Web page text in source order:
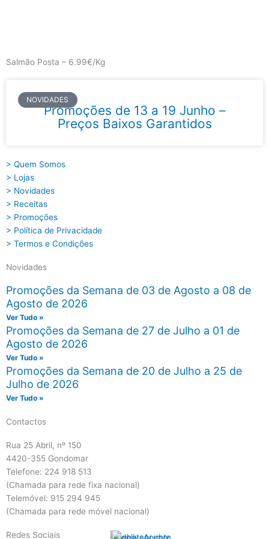
Salmão Posta – 6.99€/Kg
NOVIDADES
Promoções de 13 a 19 Junho –
Preços Baixos Garantidos
> Quem Somos
> Lojas
> Novidades
> Receitas
> Promoções
> Política de Privacidade
> Termos e Condições
Novidades
Promoções da Semana de 03 de Agosto a 08 de
Agosto de 2026
Ver Tudo »
Promoções da Semana de 27 de Julho a 01 de
Agosto de 2026
Ver Tudo »
Promoções da Semana de 20 de Julho a 25 de
Julho de 2026
Ver Tudo »
Contactos
Rua 25 Abril, nº 150
4420-355 Gondomar
Telefone: 224 918 513
(Chamada para rede fixa nacional)
Telemóvel: 915 294 945
(Chamada para rede móvel nacional)
Redes Sociais